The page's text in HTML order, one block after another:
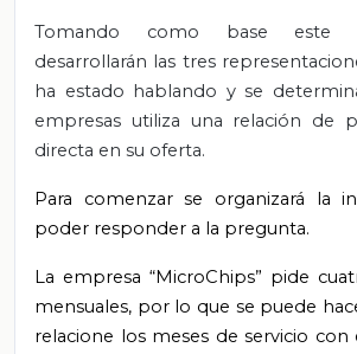
Tomando como base este
desarrollarán las tres
ha estado hablando y se
empresas utiliza una relación de
directa en su oferta.
Para comenzar se organizará la
poder responder a la pregunta.
La empresa “MicroChips” pide
mensuales, por lo que se puede
relacione los meses de servicio